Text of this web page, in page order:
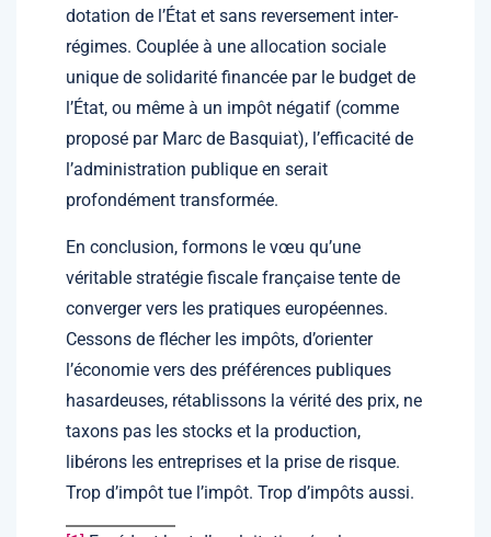
dotation de l’État et sans reversement inter-
régimes. Couplée à une allocation sociale
unique de solidarité financée par le budget de
l’État, ou même à un impôt négatif (comme
proposé par Marc de Basquiat), l’efficacité de
l’administration publique en serait
profondément transformée.
En conclusion, formons le vœu qu’une
véritable stratégie fiscale française tente de
converger vers les pratiques européennes.
Cessons de flécher les impôts, d’orienter
l’économie vers des préférences publiques
hasardeuses, rétablissons la vérité des prix, ne
taxons pas les stocks et la production,
libérons les entreprises et la prise de risque.
Trop d’impôt tue l’impôt. Trop d’impôts aussi.